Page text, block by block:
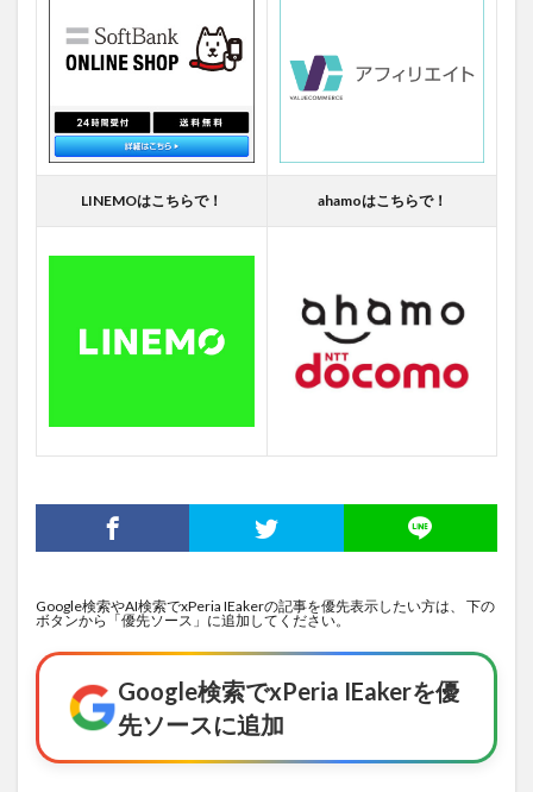
LINEMOはこちらで！ ahamoはこちらで！
Google検索やAI検索でxPeria IEakerの記事を優先表示したい方は、 下の
ボタンから「優先ソース」に追加してください。
Google検索でxPeria IEakerを優
先ソースに追加